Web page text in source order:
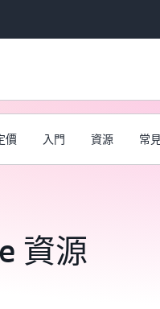
價 入門 資源 常
資源